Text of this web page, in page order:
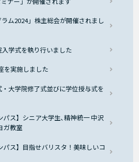
ラム2024」株主総会が開催されまし
学式を執り行いました
を実施しました
大学院修了式並びに学位授与式を
パス】シニア大学生､精神統一 中沢
ガ教室
パス】目指せバリスタ！美味しいコ